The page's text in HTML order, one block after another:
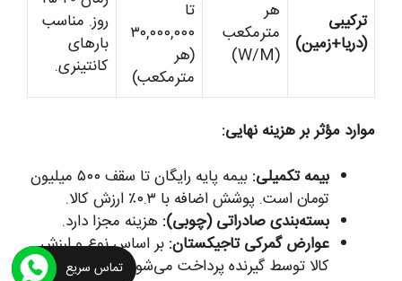
ترکیبی
(دریا+زمین)
هر
مترمکعب
(W/M)
تا
۳۰,۰۰۰,۰۰۰
(هر
مترمکعب)
روز. مناسب
بارهای
کانتینری.
موارد مؤثر بر هزینه نهایی:
بیمه تکمیلی:
بیمه پایه رایگان تا سقف ۵۰۰ میلیون
تومان است. پوشش اضافه با ۰.۳٪ ارزش کالا.
بسته‌بندی صادراتی (چوبی): هزینه مجزا دارد.
عوارض گمرکی تاجیکستان: بر اساس نوع و ارزش
کالا توسط گیرنده پرداخت می‌شود. تماس سریع